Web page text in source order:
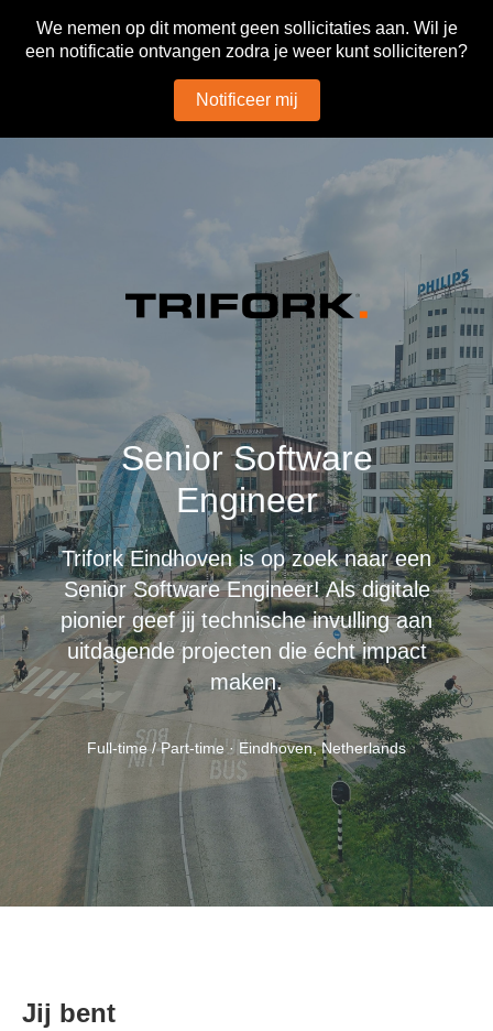
We nemen op dit moment geen sollicitaties aan. Wil je
een notificatie ontvangen zodra je weer kunt solliciteren?
Notificeer mij
Senior Software
Engineer
Trifork Eindhoven is op zoek naar een
Senior Software Engineer! Als digitale
pionier geef jij technische invulling aan
uitdagende projecten die écht impact
maken.
Full-time / Part-time · Eindhoven, Netherlands
Jij bent